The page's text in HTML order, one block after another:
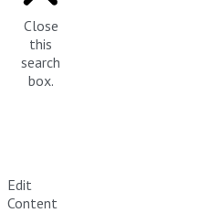
Close
this
search
box.
Edit
Content